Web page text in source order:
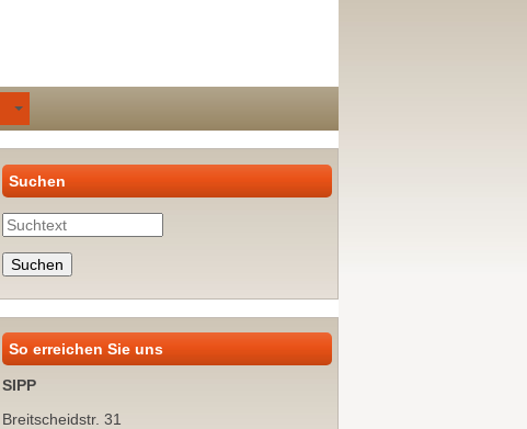
Suchen
Suche
So erreichen Sie uns
SIPP
Breitscheidstr. 31